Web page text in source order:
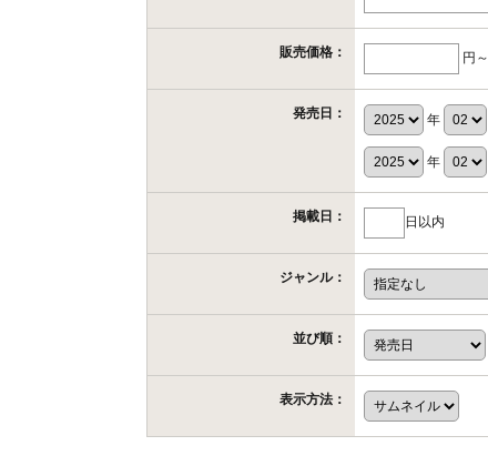
販売価格： 円～
発売日： 年
年
掲載日： 日以内
ジャンル：
並び順：
表示方法：